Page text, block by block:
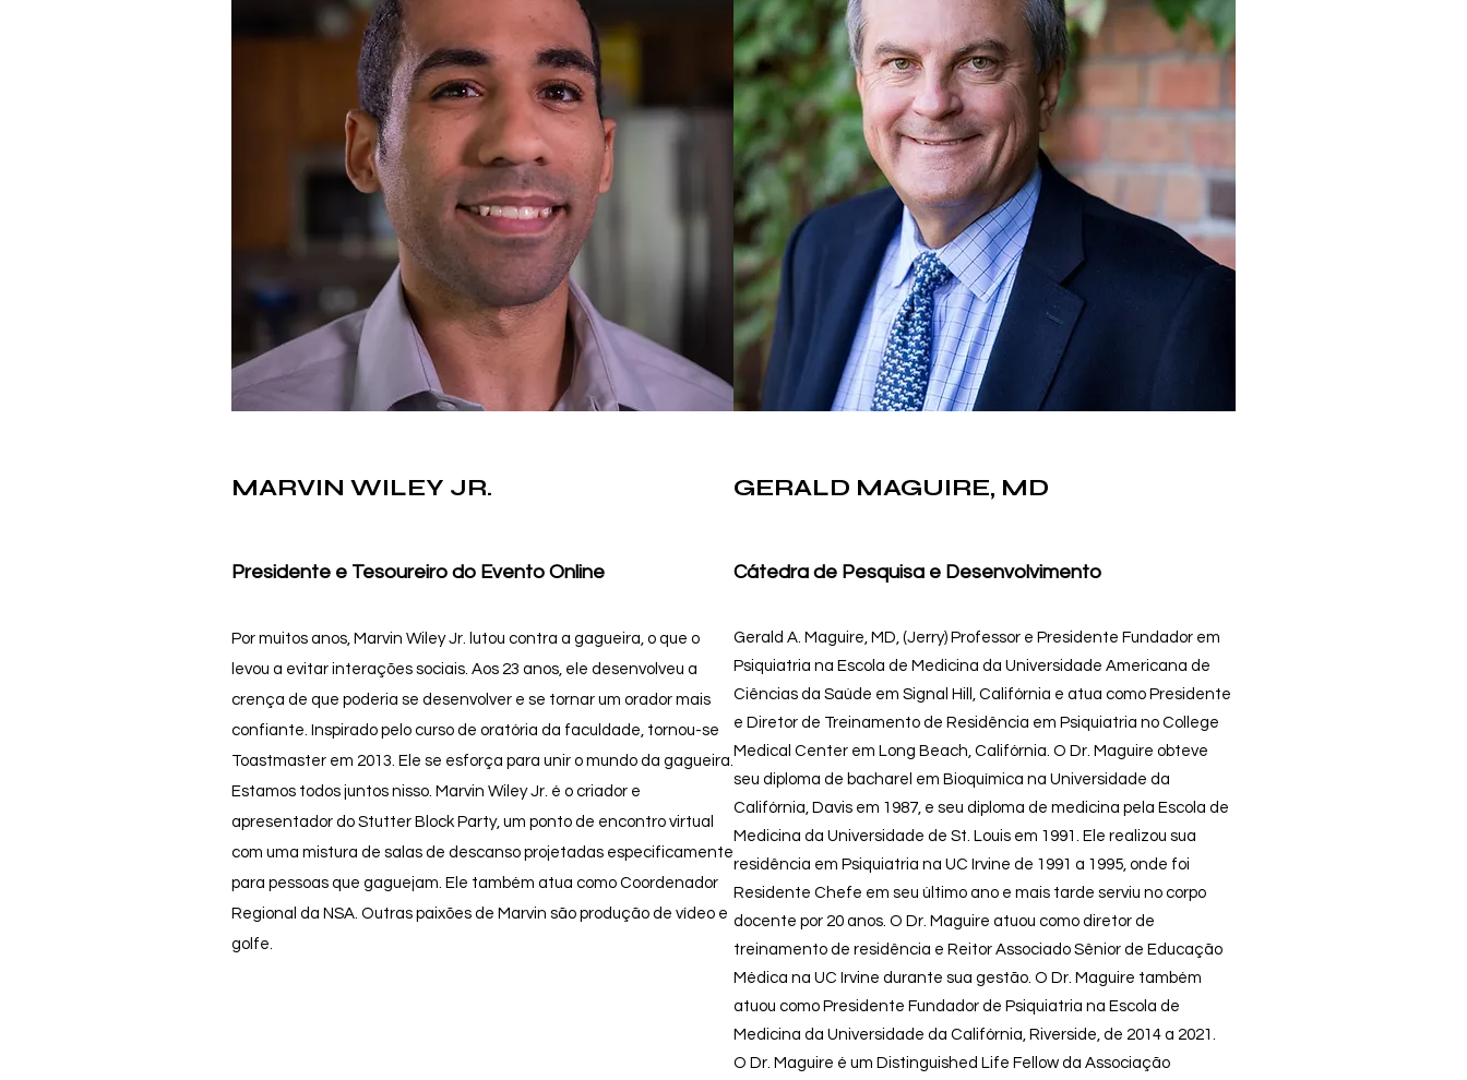
MARVIN WILEY JR.
Presidente e Tesoureiro do Evento Online
Por muitos anos, Marvin Wiley Jr. lutou contra a gagueira, o que o
levou a evitar interações sociais. Aos 23 anos, ele desenvolveu a
crença de que poderia se desenvolver e se tornar um orador mais
confiante. Inspirado pelo curso de oratória da faculdade, tornou-se
Toastmaster em 2013. Ele se esforça para unir o mundo da gagueira.
Estamos todos juntos nisso. Marvin Wiley Jr. é o criador e
apresentador do Stutter Block Party, um ponto de encontro virtual
com uma mistura de salas de descanso projetadas especificamente
para pessoas que gaguejam. Ele também atua como Coordenador
Regional da NSA. Outras paixões de Marvin são produção de vídeo e
golfe.
GERALD MAGUIRE, MD
Cátedra de Pesquisa e Desenvolvimento
Gerald A. Maguire, MD, (Jerry) Professor e Presidente Fundador em
Psiquiatria na Escola de Medicina da Universidade Americana de
Ciências da Saúde em Signal Hill, Califórnia e atua como Presidente
e Diretor de Treinamento de Residência em Psiquiatria no College
Medical Center em Long Beach, Califórnia. O Dr. Maguire obteve
seu diploma de bacharel em Bioquímica na Universidade da
Califórnia, Davis em 1987, e seu diploma de medicina pela Escola de
Medicina da Universidade de St. Louis em 1991. Ele realizou sua
residência em Psiquiatria na UC Irvine de 1991 a 1995, onde foi
Residente Chefe em seu último ano e mais tarde serviu no corpo
docente por 20 anos. O Dr. Maguire atuou como diretor de
treinamento de residência e Reitor Associado Sênior de Educação
Médica na UC Irvine durante sua gestão. O Dr. Maguire também
atuou como Presidente Fundador de Psiquiatria na Escola de
Medicina da Universidade da Califórnia, Riverside, de 2014 a 2021.
O Dr. Maguire é um Distinguished Life Fellow da Associação